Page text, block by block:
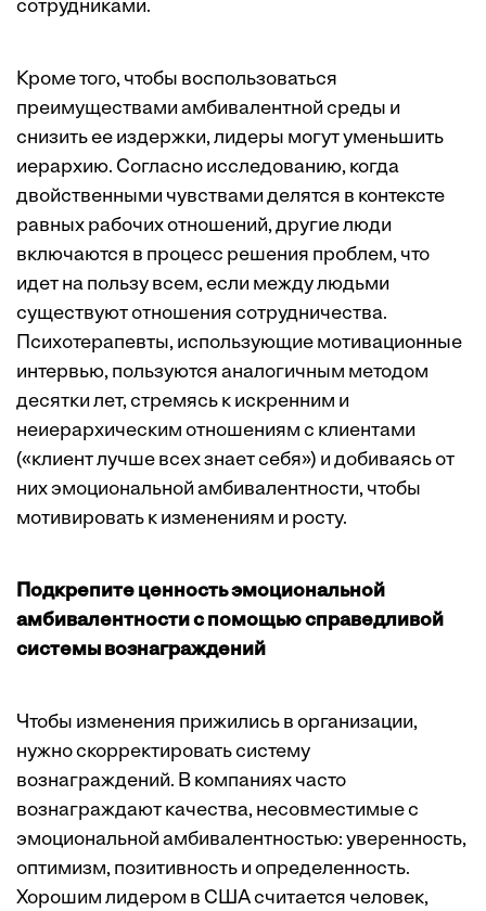
сотрудниками.
Кроме того, чтобы воспользоваться
преимуществами амбивалентной среды и
снизить ее издержки, лидеры могут уменьшить
иерархию. Согласно исследованию, когда
двойственными чувствами делятся в контексте
равных рабочих отношений, другие люди
включаются в процесс решения проблем, что
идет на пользу всем, если между людьми
существуют отношения сотрудничества.
Психотерапевты, использующие мотивационные
интервью, пользуются аналогичным методом
десятки лет, стремясь к искренним и
неиерархическим отношениям с клиентами
(«клиент лучше всех знает себя») и добиваясь от
них эмоциональной амбивалентности, чтобы
мотивировать к изменениям и росту.
Подкрепите ценность эмоциональной
амбивалентности с помощью справедливой
системы вознаграждений
Чтобы изменения прижились в организации,
нужно скорректировать систему
вознаграждений. В компаниях часто
вознаграждают качества, несовместимые с
эмоциональной амбивалентностью: уверенность,
оптимизм, позитивность и определенность.
Хорошим лидером в СШАсчитается человек,